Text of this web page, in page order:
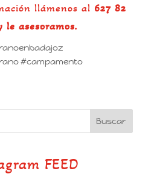
llámenos al 627 82
le asesoramos.
#campamento
FEED